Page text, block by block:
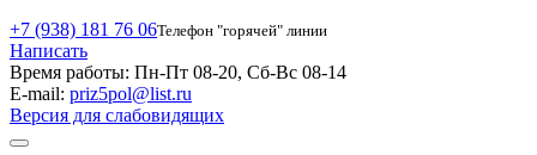
+7 (938) 181 76 06Телефон "горячей" линии
Написать
Время работы: Пн-Пт 08-20, Сб-Вс 08-14
E-mail: priz5pol@list.ru
Версия для слабовидящих